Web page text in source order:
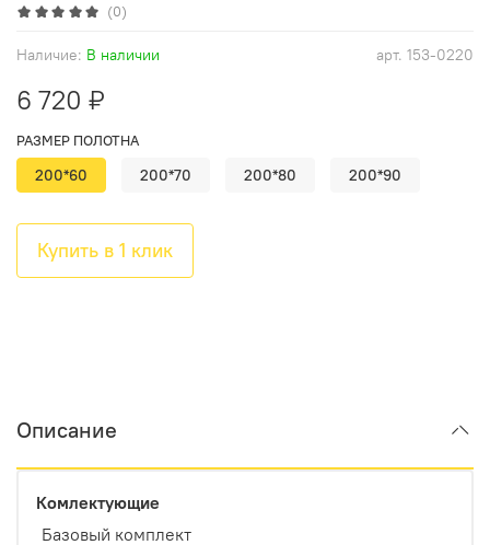
(0)
арт. 153-0220
Наличие: В наличии
6 720 ₽
Купить в 1 клик
РАЗМЕР ПОЛОТНА
200*60 200*70 200*80 200*90
Описание
Комлектующие
Базовый комплект